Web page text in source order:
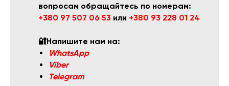
вопросам обращайтесь по номерам:
+380 97 507 06 53 или +380 93 228 01 24
🔐Напишите нам на:
WhatsApp
Viber
Telegram